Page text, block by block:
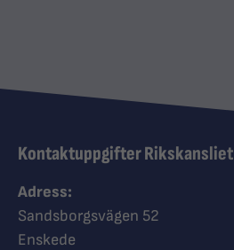
Kontaktuppgifter Rikskansliet
Adress:
Sandsborgsvägen 52
Enskede